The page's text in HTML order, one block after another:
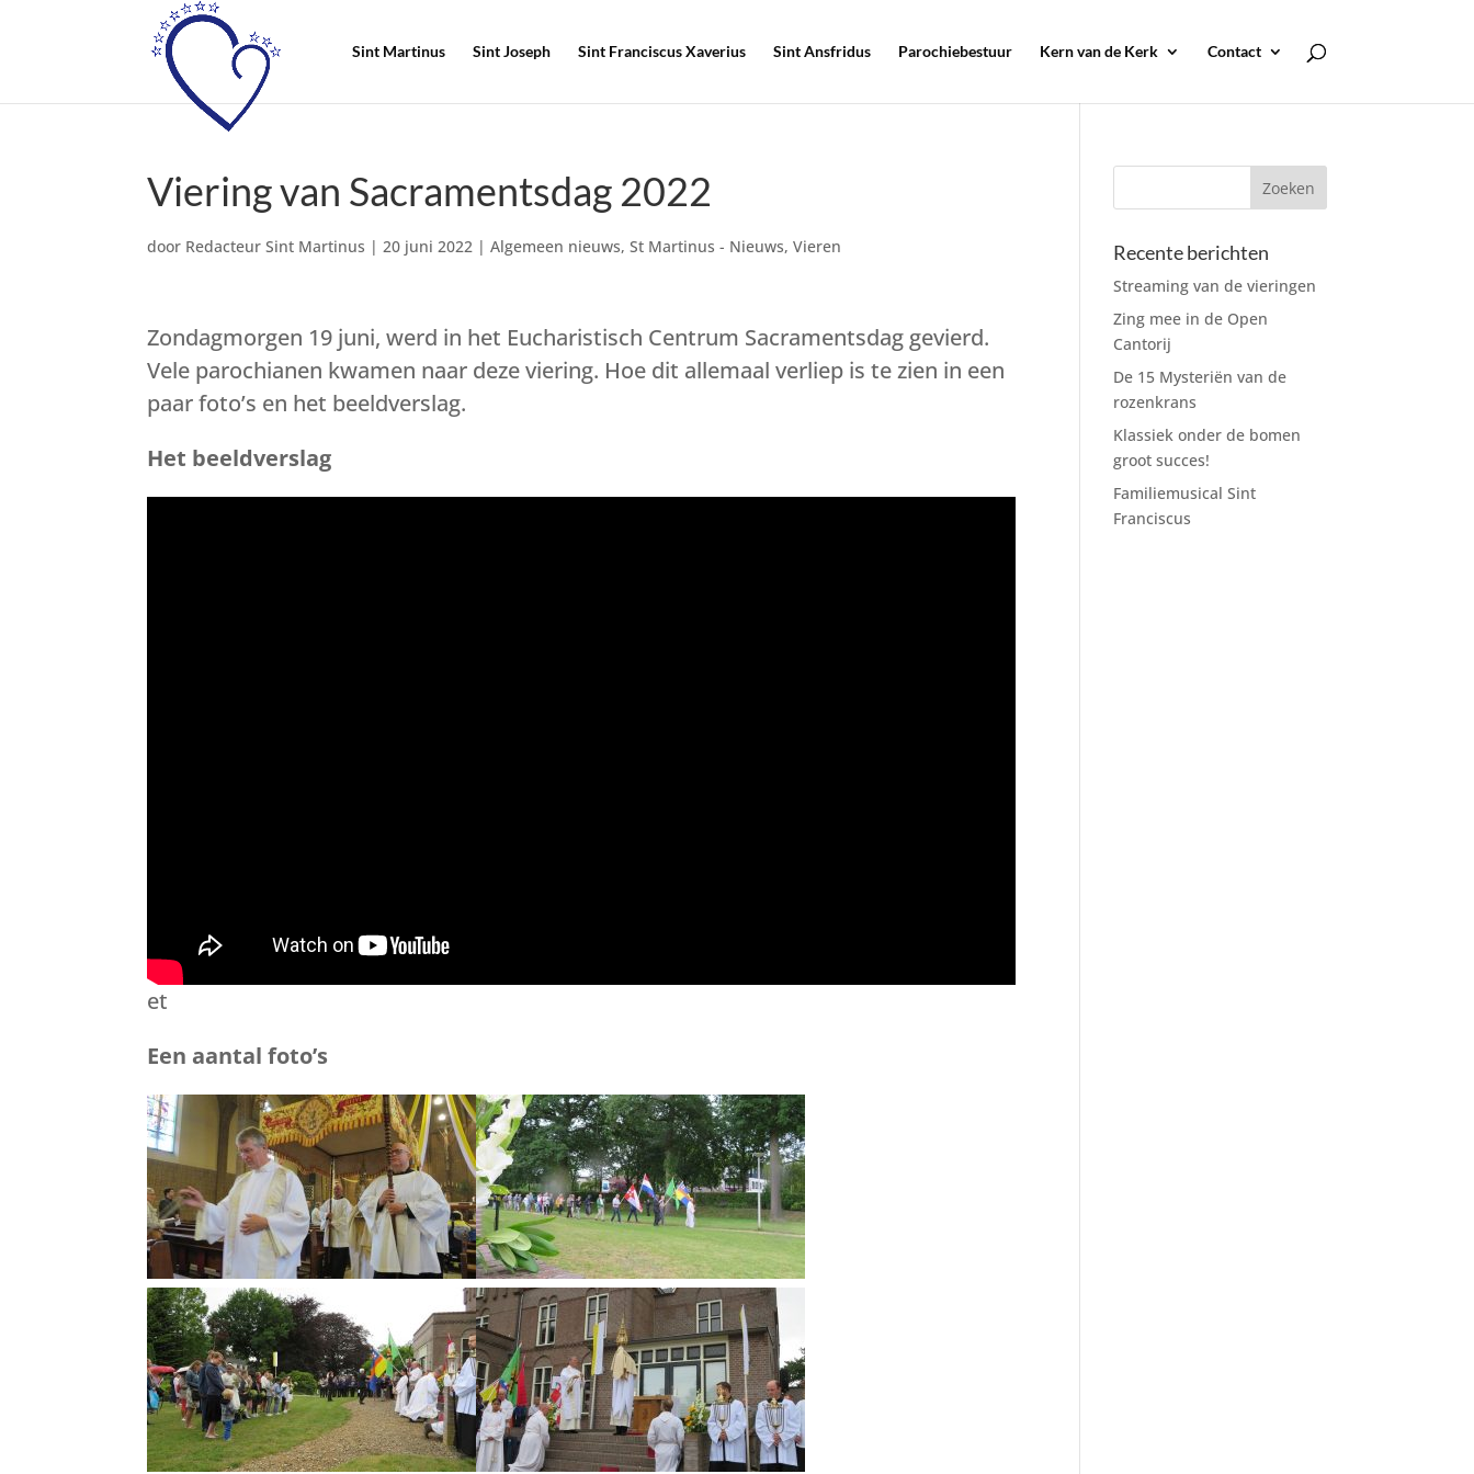
Sint Martinus Sint Joseph Sint Franciscus Xaverius Sint Ansfridus Parochiebestuur Kern van de Kerk Contact
Viering van Sacramentsdag 2022
door Redacteur Sint Martinus |20 juni 2022 |Algemeen nieuws,St Martinus - Nieuws,Vieren
Zondagmorgen 19 juni, werd in het Eucharistisch Centrum Sacramentsdag gevierd.
Vele parochianen kwamen naar deze viering. Hoe dit allemaal verliep is te zien in een
paar foto’s en het beeldverslag.
Het beeldverslag
et
Een aantal foto’s
Recente berichten
Streaming van de vieringen
Zing mee in de Open
Cantorij
De 15 Mysteriën van de
rozenkrans
Klassiek onder de bomen
groot succes!
Familiemusical Sint
Franciscus